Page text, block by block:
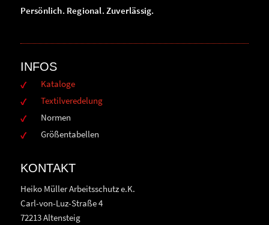
Persönlich. Regional. Zuverlässig.
INFOS
Kataloge
Textilveredelung
Normen
Größentabellen
KONTAKT
Heiko Müller Arbeitsschutz e.K.
Carl-von-Luz-Straße 4
72213 Altensteig